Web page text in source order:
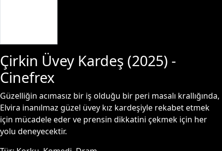
Çirkin Üvey Kardeş (2025) -
Cinefrex
Güzelliğin acımasız bir iş olduğu bir peri masalı krallığında,
Elvira inanılmaz güzel üvey kız kardeşiyle rekabet etmek
için mücadele eder ve prensin dikkatini çekmek için her
yolu deneyecektir.